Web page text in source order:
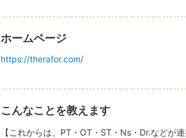
ホームページ
https://therafor.com/
こんなことを教えます
【これからは、PT・OT・ST・Ns・Dr.などが